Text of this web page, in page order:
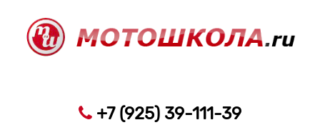
+7 (925) 39-111-39